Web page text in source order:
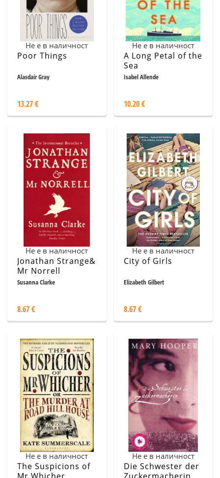
Не е в наличност
Poor Things
Alasdair Gray
13.27 €
Не е в наличност
A Long Petal of the
Sea
Isabel Allende
10.20 €
Не е в наличност
Jonathan Strange&
Mr Norrell
Susanna Clarke
8.67 €
Не е в наличност
City of Girls
Elizabeth Gilbert
8.67 €
Не е в наличност
The Suspicions of
Не е в наличност
Die Schwester der